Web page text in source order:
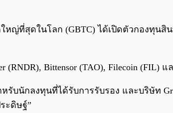
หญ่ที่สุดในโลก (GBTC) ได้เปิดตัวกองทุน
Bittensor (TAO), Filecoin (FIL) แ
รับนักลงทุนที่ได้รับการรับรอง และบริษัท
ะดิษฐ์”